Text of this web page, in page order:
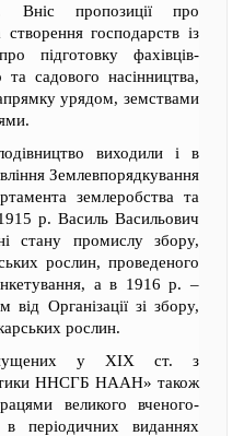
Вніс пропозиції про
господарств із
підготовку фахівців-
та садового насінництва,
урядом, земствами
виходили і в
Землевпорядкування
землеробства та
р. Василь Васильович
стану промислу збору,
рослин, проведеного
а в 1916 р. –
Організації зі збору,
рослин.
у XIX ст. з
ННСГБ НААН» також
великого вченого-
періодичних виданнях